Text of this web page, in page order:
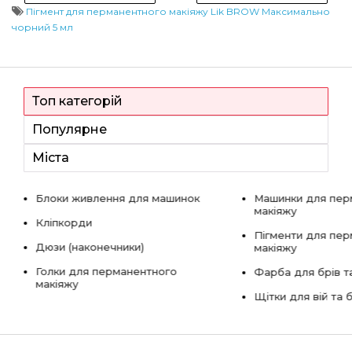
Пігмент для перманентного макіяжу Lik BROW Максимально
чорний 5 мл
Топ категорій
Популярне
Міста
Блоки живлення для машинок
Кліпкорди
Дюзи (наконечники)
Голки для перманентного
макіяжу
Машинки для
макіяжу
Пігменти для
макіяжу
Фарба для брів
Щітки для вій та